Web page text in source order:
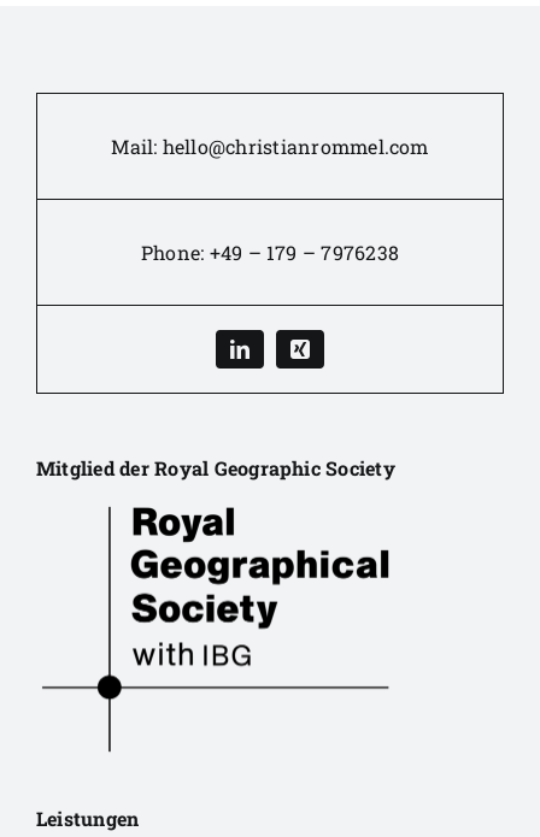
Mail: hello@christianrommel.com
Phone: +49 – 179 – 7976238
Mitglied der Royal Geographic Society
Leistungen